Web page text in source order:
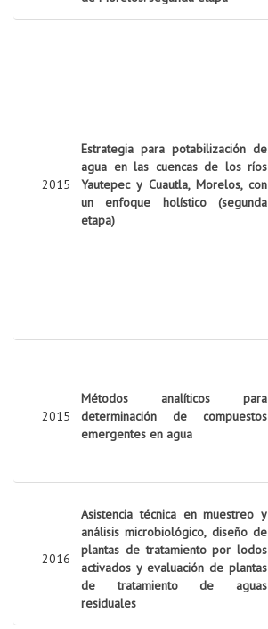
2015
Estrategia para potabilización de
agua en las cuencas de los ríos
Yautepec y Cuautla, Morelos, con
un enfoque holístico (segunda
etapa)
2015
Métodos analíticos para
determinación de compuestos
emergentes en agua
2016
Asistencia técnica en muestreo y
análisis microbiológico, diseño de
plantas de tratamiento por lodos
activados y evaluación de plantas
de tratamiento de aguas
residuales